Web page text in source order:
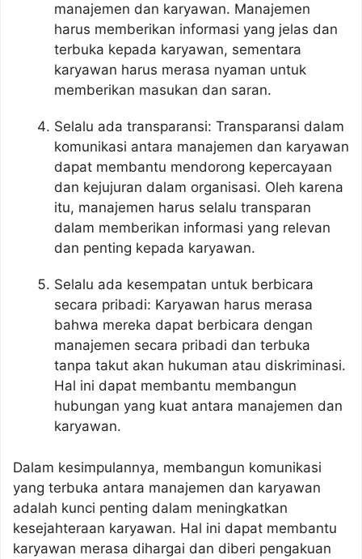
manajemen dan karyawan. Manajemen
harus memberikan informasi yang jelas dan
terbuka kepada karyawan, sementara
karyawan harus merasa nyaman untuk
memberikan masukan dan saran.
Selalu ada transparansi: Transparansi dalam
komunikasi antara manajemen dan karyawan
dapat membantu mendorong kepercayaan
dan kejujuran dalam organisasi. Oleh karena
itu, manajemen harus selalu transparan
dalam memberikan informasi yang relevan
dan penting kepada karyawan.
Selalu ada kesempatan untuk berbicara
secara pribadi: Karyawan harus merasa
bahwa mereka dapat berbicara dengan
manajemen secara pribadi dan terbuka
tanpa takut akan hukuman atau diskriminasi.
Hal ini dapat membantu membangun
hubungan yang kuat antara manajemen dan
karyawan.
Dalam kesimpulannya, membangun komunikasi
yang terbuka antara manajemen dan karyawan
adalah kunci penting dalam meningkatkan
kesejahteraan karyawan. Hal ini dapat membantu
karyawan merasa dihargai dan diberi pengakuan